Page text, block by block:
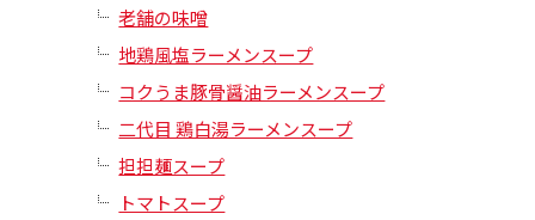
老舗の味噌
地鶏風塩ラーメンスープ
コクうま豚骨醤油ラーメンスープ
二代目 鶏白湯ラーメンスープ
担担麺スープ
トマトスープ